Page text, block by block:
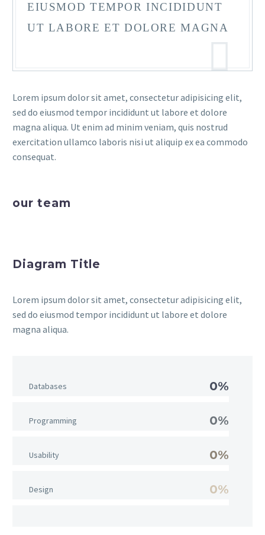
EIUSMOD TEMPOR INCIDIDUNT
UT LABORE ET DOLORE MAGNA
Lorem ipsum dolor sit amet, consectetur adipisicing elit,
sed do eiusmod tempor incididunt ut labore et dolore
magna aliqua. Ut enim ad minim veniam, quis nostrud
exercitation ullamco laboris nisi ut aliquip ex ea commodo
consequat.
our team
Diagram Title
Lorem ipsum dolor sit amet, consectetur adipisicing elit,
sed do eiusmod tempor incididunt ut labore et dolore
magna aliqua.
Databases 0%
Programming 0%
Usability 0%
Design 0%